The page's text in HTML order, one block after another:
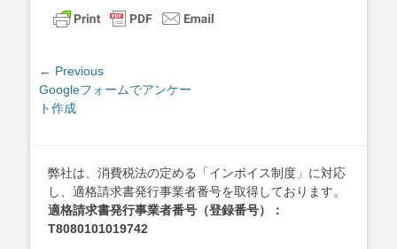
投
稿
ナ
ー
シ
ョ
← Previous
Previous
post:
Googleフォームでアンケー
ト作成
弊社は、消費税法の定める「インボイス制度」に対応
し、適格請求書発行事業者番号を取得しております。
適格請求書発行事業者番号（登録番号）：
T8080101019742